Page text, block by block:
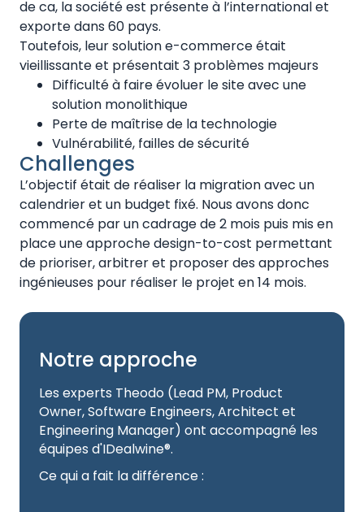
de ca, la société est présente à l’international et
exporte dans 60 pays.
Toutefois, leur solution e-commerce était
vieillissante et présentait 3 problèmes majeurs
Difficulté à faire évoluer le site avec une
solution monolithique
Perte de maîtrise de la technologie
Vulnérabilité, failles de sécurité
Challenges
L’objectif était de réaliser la migration avec un
calendrier et un budget fixé. Nous avons donc
commencé par un cadrage de 2 mois puis mis en
place une approche design-to-cost permettant
de prioriser, arbitrer et proposer des approches
ingénieuses pour réaliser le projet en 14 mois.
Notre approche
Les experts Theodo (Lead PM, Product
Owner, Software Engineers, Architect et
Engineering Manager) ont accompagné les
équipes d'IDealwine®.
Ce qui a fait la différence :